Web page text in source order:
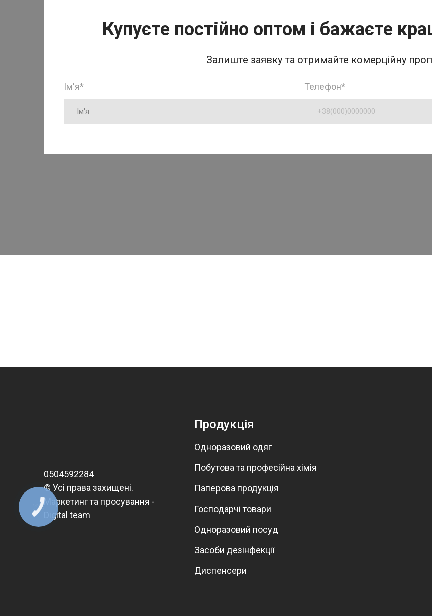
Купуєте постійно оптом і бажаєте
Залиште заявку та отримайте комерційну
Ім'я* Телефон*
0504592284
© Усі права захищені.
Маркетинг та просування -
Digital team
Продукція
Одноразовий одяг
Побутова та професійна хімія
Паперова продукція
Господарчі товари
Одноразовий посуд
Засоби дезінфекції
Диспенсери
КНОПКА
ЗВ'ЯЗКУ